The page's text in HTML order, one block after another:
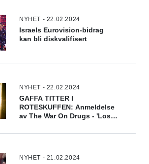
NYHET - 22.02.2024
Israels Eurovision-bidrag
kan bli diskvalifisert
NYHET - 22.02.2024
GAFFA TITTER I
ROTESKUFFEN: Anmeldelse
av The War On Drugs - 'Lost
NYHET - 21.02.2024